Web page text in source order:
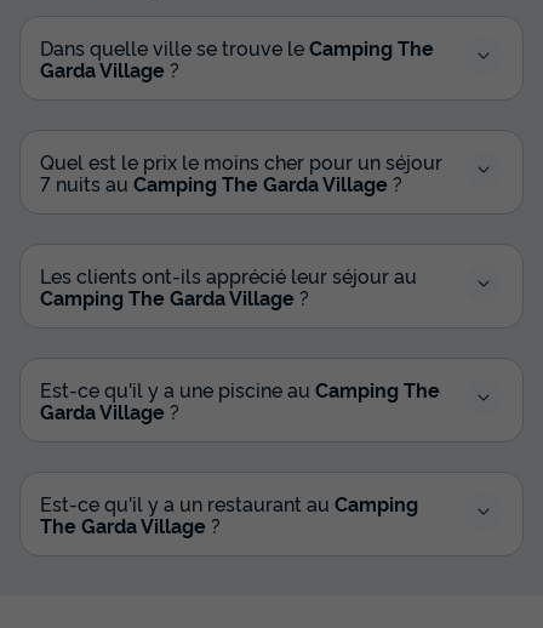
Dans quelle ville se trouve leCamping The
Garda Village ?
Quel est le prix le moins cher pour un séjour
7 nuits au Camping The Garda Village ?
Les clients ont-ils apprécié leur séjour au
Camping The Garda Village ?
Est-ce qu'il y a une piscine au Camping The
Garda Village ?
Est-ce qu'il y a un restaurant au Camping
The Garda Village ?